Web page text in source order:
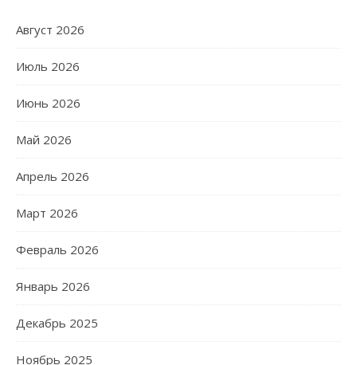
Август 2026
Июль 2026
Июнь 2026
Май 2026
Апрель 2026
Март 2026
Февраль 2026
Январь 2026
Декабрь 2025
Ноябрь 2025